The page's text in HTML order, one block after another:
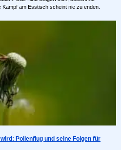
am Esstisch scheint nie zu enden.
Pollenflug und seine Folgen für